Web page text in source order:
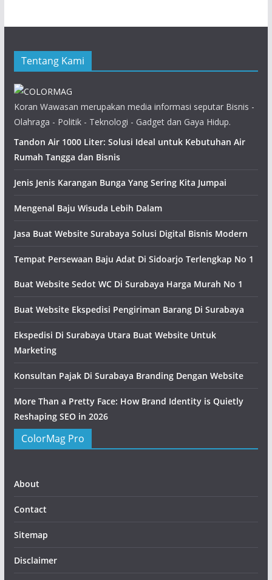
Tentang Kami
Koran Wawasan merupakan media informasi seputar Bisnis -
Olahraga - Politik - Teknologi - Gadget dan Gaya Hidup.
Tandon Air 1000 Liter: Solusi Ideal untuk Kebutuhan Air
Rumah Tangga dan Bisnis
Jenis Jenis Karangan Bunga Yang Sering Kita Jumpai
Mengenal Baju Wisuda Lebih Dalam
Jasa Buat Website Surabaya Solusi Digital Bisnis Modern
Tempat Persewaan Baju Adat Di Sidoarjo Terlengkap No 1
Buat Website Sedot WC Di Surabaya Harga Murah No 1
Buat Website Ekspedisi Pengiriman Barang Di Surabaya
Ekspedisi Di Surabaya Utara Buat Website Untuk
Marketing
Konsultan Pajak Di Surabaya Branding Dengan Website
More Than a Pretty Face: How Brand Identity is Quietly
Reshaping SEO in 2026
ColorMag Pro
About
Contact
Sitemap
Disclaimer